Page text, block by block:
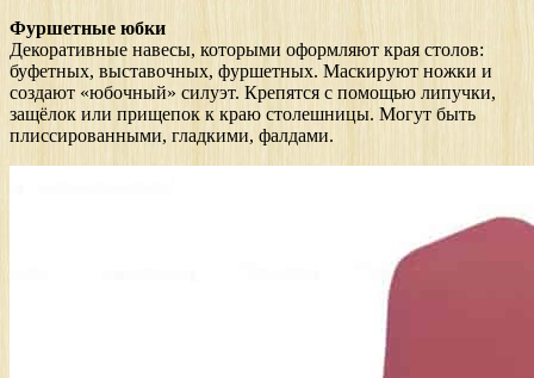
Фуршетные юбки
Декоративные навесы, которыми оформляют края столов:
буфетных, выставочных, фуршетных. Маскируют ножки и
создают «юбочный» силуэт. Крепятся с помощью липучки,
защёлок или прищепок к краю столешницы. Могут быть
плиссированными, гладкими, фалдами.